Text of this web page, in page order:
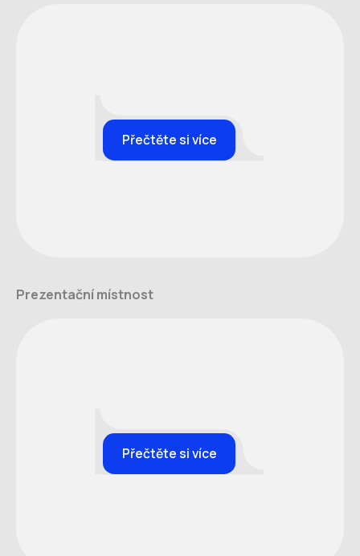
Přečtěte si více
Prezentační místnost
Přečtěte si více